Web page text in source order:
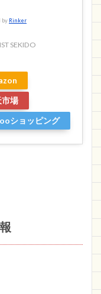
by Rinker
SEKIDO
場
ショッピング